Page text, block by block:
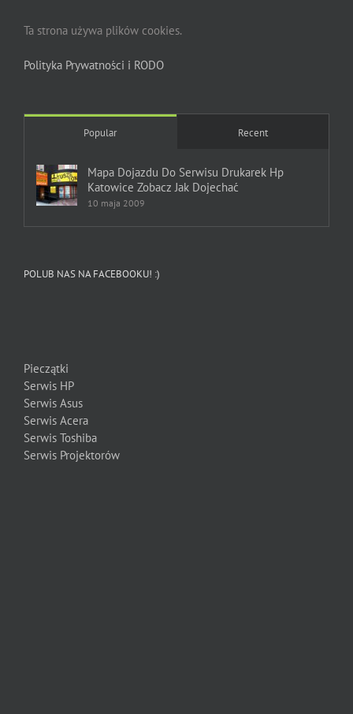
Ta strona używa plików cookies.
Polityka Prywatności i RODO
Popular Recent
Mapa Dojazdu Do Serwisu Drukarek Hp
Katowice Zobacz Jak Dojechać
10 maja 2009
POLUB NAS NA FACEBOOKU! :)
Pieczątki
Serwis HP
Serwis Asus
Serwis Acera
Serwis Toshiba
Serwis Projektorów